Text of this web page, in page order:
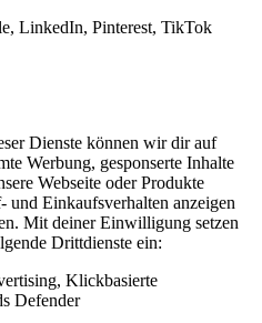
LinkedIn, Pinterest, TikTok
Dienste können wir dir auf
Werbung, gesponserte Inhalte
Webseite oder Produkte
und Einkaufsverhalten anzeigen
Mit deiner Einwilligung setzen
Drittdienste ein:
Klickbasierte
Defender